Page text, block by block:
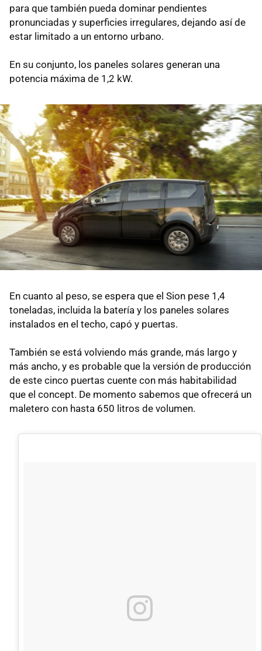
para que también pueda dominar pendientes
pronunciadas y superficies irregulares, dejando así de
estar limitado a un entorno urbano.
En su conjunto, los paneles solares generan una
potencia máxima de 1,2 kW.
En cuanto al peso, se espera que el Sion pese 1,4
toneladas, incluida la batería y los paneles solares
instalados en el techo, capó y puertas.
También se está volviendo más grande, más largo y
más ancho, y es probable que la versión de producción
de este cinco puertas cuente con más habitabilidad
que el concept. De momento sabemos que ofrecerá un
maletero con hasta 650 litros de volumen.